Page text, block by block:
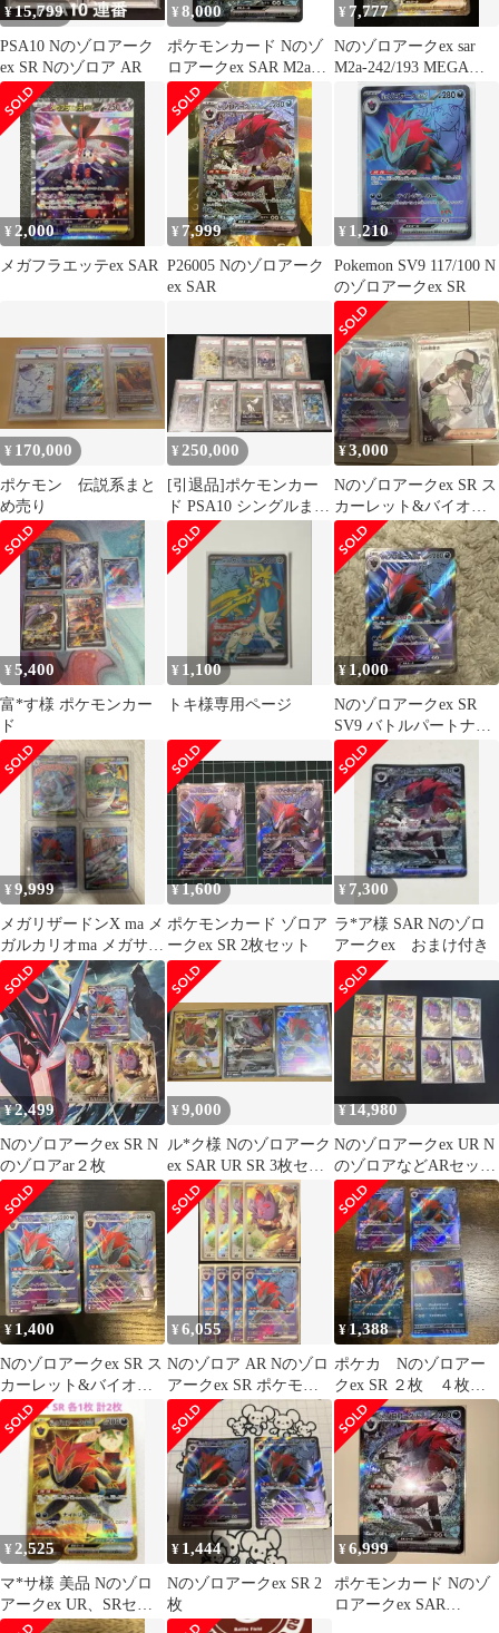
¥15,799
PSA10 Nのゾロアーク
ex SR Nのゾロア AR
¥ 8,000
ポケモンカード Nのゾ
ロアークex SAR M2a
242/193 ポケカ トレカ
¥ 7,777
Nのゾロアークex sar
M2a-242/193 MEGAド
リームex
¥ 2,000
メガフラエッテex SAR
¥ 7,999
P26005 Nのゾロアーク
ex SAR
¥ 1,210
Pokemon SV9 117/100 N
のゾロアークex SR
¥ 170,000
ポケモン 伝説系まと
め売り
¥ 250,000
[引退品]ポケモンカー
ド PSA10 シングルまと
め売り
¥3,000
Nのゾロアークex SR ス
カーレット&バイオレ
ット 拡張パック バトル
パート…
¥5,400
富*す様 ポケモンカー
ド
¥ 1,100
トキ様専用ページ
¥1,000
Nのゾロアークex SR
SV9 バトルパートナー
ズ 117/100
¥9,999
メガリザードンX ma メ
ガルカリオma メガサー
ナイトma Nのゾロアー
クsr
¥1,600
ポケモンカード ゾロア
ークex SR 2枚セット
¥ 7,300
ラ*ア様 SAR Nのゾロ
アークex おまけ付き
¥2,499
Nのゾロアークex SR N
のゾロアar２枚
¥9,000
ル*ク様 Nのゾロアーク
ex SAR UR SR 3枚セッ
ト
¥14,980
Nのゾロアークex UR N
のゾロアなどARセッ
ト Nポイントアップ
SR オマケ
¥ 1,400
Nのゾロアークex SR ス
カーレット&バイオレ
ット 拡張パック バトル
パート…
¥6,055
Nのゾロア AR Nのゾロ
アークex SR ポケモン
カード ８枚セット
¥1,388
ポケカ Nのゾロアー
クex SR ２枚 ４枚セ
ット
¥ 2,525
マ*サ様 美品 Nのゾロ
アークex UR、SRセッ
ト各1枚バトルパートナ
¥ 1,444
Nのゾロアークex SR 2
枚
¥6,999
ポケモンカード Nのゾ
ロアークex SAR